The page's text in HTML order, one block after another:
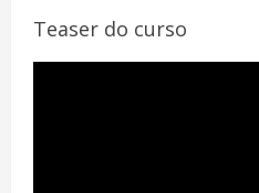
Teaser do curso